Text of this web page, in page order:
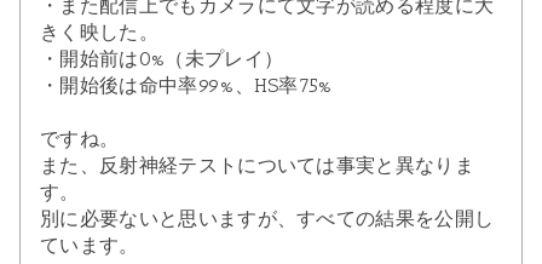
・また配信上でもカメラにて文字が読める程度に大
きく映した。
・開始前は0%（未プレイ）
・開始後は命中率99%、HS率75%
ですね。
また、反射神経テストについては事実と異なりま
す。
別に必要ないと思いますが、すべての結果を公開し
ています。